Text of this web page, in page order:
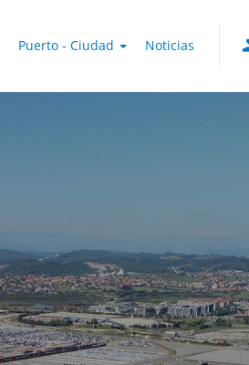
Puerto - Ciudad Noticias